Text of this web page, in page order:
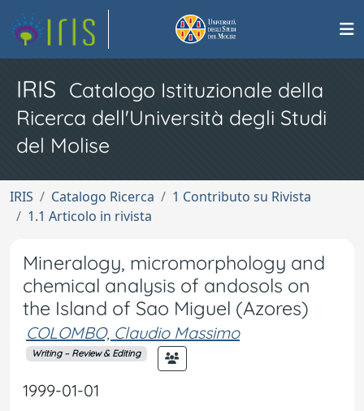
IRIS Catalogo Istituzionale della
Ricerca dell'Università degli Studi
del Molise
IRIS Catalogo Ricerca
1 Contributo su Rivista
1.1 Articolo in rivista
Mineralogy, micromorphology and
chemical analysis of andosols on
the Island of Sao Miguel (Azores)
COLOMBO, Claudio Massimo
Writing – Review & Editing
1999-01-01